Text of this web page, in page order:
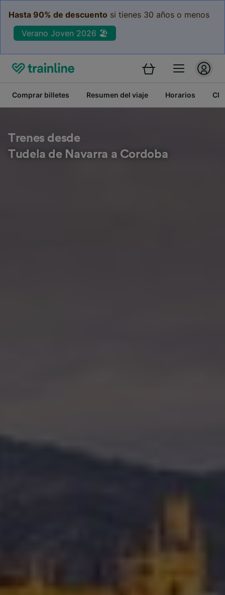
Hasta 90% de descuento si tienes 30 años o menos
Verano Joven 2026 🏖️
Comprar billetes Resumen del viaje Horarios
Trenes desde
Tudela de Navarra a Cordoba